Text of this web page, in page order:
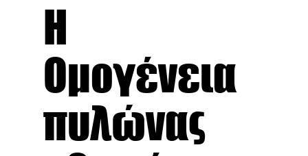
Η
Ομογένεια
πυλώνας